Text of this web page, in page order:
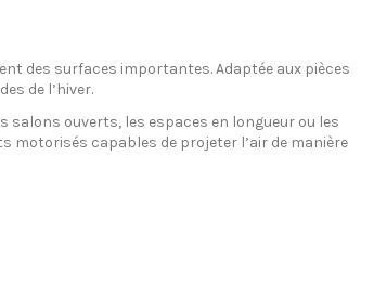
des surfaces importantes. Adaptée aux pièces
de l’hiver.
salons ouverts, les espaces en longueur ou les
motorisés capables de projeter l’air de manière